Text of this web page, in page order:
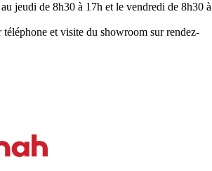
jeudi de 8h30 à 17h et le vendredi de 8h30 à
téléphone et visite du showroom sur rendez-